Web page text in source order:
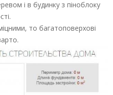
і в будинку з піноблоку
то багатоповерхові